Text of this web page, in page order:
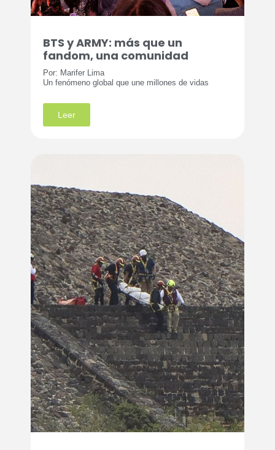
BTS y ARMY: más que un
fandom, una comunidad
Por: Marifer Lima
Un fenómeno global que une millones de vidas
Leer